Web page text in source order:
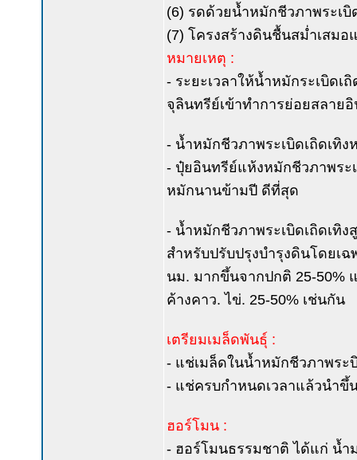
(6) รดด้วยน้ำหมักชีวภาพระเบิ
(7) โครงสร้างดินชื้นสม่ำเสม
หมายเหตุ :
- ระยะเวลาให้น้ำหมักระเบิดเ
จุลินทรีย์เข้าทำการย่อยสลาย
- น้ำหมักชีวภาพระเบิดเถิดเทิ
- ปุ๋ยอินทรีย์แห้งหมักชีวภาพระ
หมักนานข้ามปี ดีที่สุด
- น้ำหมักชีวภาพระเบิดเถิดเทิ
สำหรับปรับปรุงบำรุงดินโดยเ
นม. มากขึ้นจากปกติ 25-50%
ค้างคาว. ไข่. 25-50% เช่นกัน
เตรียมเมล็ดพันธุ์ :
- แช่เมล็ดในน้ำหมักชีวภาพระ
- แช่ครบกำหนดเวลาแล้วนำขึ้
ฮอร์โมน :
- ฮอร์โมนธรรมชาติ ได้แก่ น้ำ